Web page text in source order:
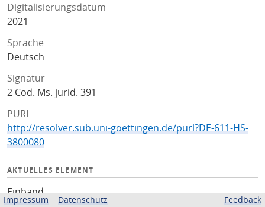
Digitalisierungsdatum
2021
Sprache
Deutsch
Signatur
2 Cod. Ms. jurid. 391
PURL
http://resolver.sub.uni-goettingen.de/purl?DE-611-HS-
3800080
AKTUELLES ELEMENT
Einband
Impressum Datenschutz Feedback